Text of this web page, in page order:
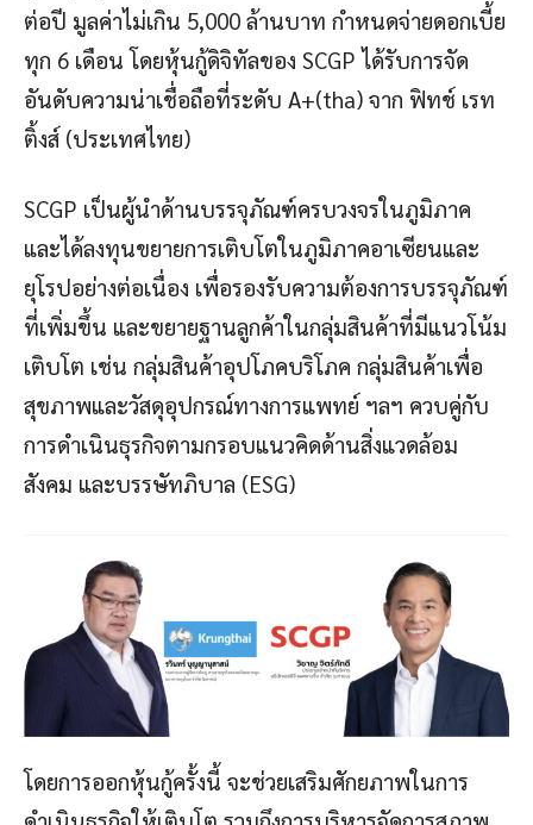
ต่อปี มูลค่าไม่เกิน 5,000 ล้านบาท กำหนดจ่ายดอกเบี้ย
ทุก 6 เดือน โดยหุ้นกู้ดิจิทัลของ SCGP ได้รับการจัด
อันดับความน่าเชื่อถือที่ระดับ A+(tha) จาก ฟิทช์ เรท
ติ้งส์ (ประเทศไทย)
SCGP เป็นผู้นำด้านบรรจุภัณฑ์ครบวงจรในภูมิภาค
และได้ลงทุนขยายการเติบโตในภูมิภาคอาเซียนและ
ยุโรปอย่างต่อเนื่อง เพื่อรองรับความต้องการบรรจุภัณฑ์
ที่เพิ่มขึ้น และขยายฐานลูกค้าในกลุ่มสินค้าที่มีแนวโน้ม
เติบโต เช่น กลุ่มสินค้าอุปโภคบริโภค กลุ่มสินค้าเพื่อ
สุขภาพและวัสดุอุปกรณ์ทางการแพทย์ ฯลฯ ควบคู่กับ
การดำเนินธุรกิจตามกรอบแนวคิดด้านสิ่งแวดล้อม
สังคม และบรรษัทภิบาล (ESG)
โดยการออกหุ้นกู้ครั้งนี้ จะช่วยเสริมศักยภาพในการ